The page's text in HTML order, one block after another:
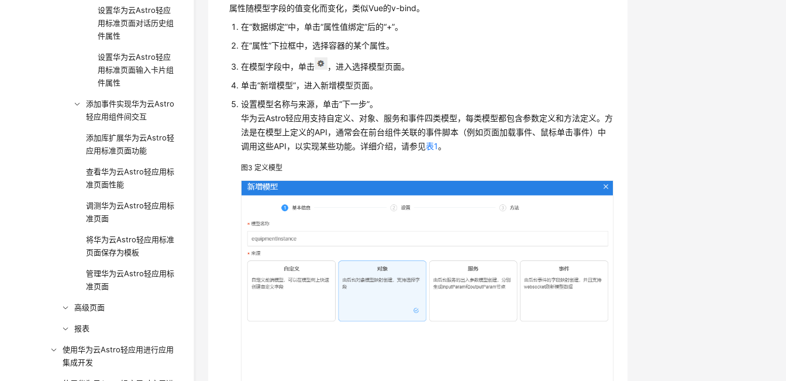
设置华为云Astro轻应
用标准页面对话历史组
件属性
设置华为云Astro轻应
用标准页面输入卡片组
件属性
添加事件实现华为云Astro
轻应用组件间交互
添加库扩展华为云Astro轻
应用标准页面功能
查看华为云Astro轻应用标
准页面性能
调测华为云Astro轻应用标
准页面
将华为云Astro轻应用标准
页面保存为模板
管理华为云Astro轻应用标
准页面
高级页面
报表
使用华为云Astro轻应用进行应用
集成开发
属性随模型字段的值变化而变化，类似Vue的v-bind。
在“数据绑定”中，单击“属性值绑定”后的“+”。
在“属性”下拉框中，选择容器的某个属性。
在模型字段中，单击
，进入选择模型页面。
单击“新增模型”，进入新增模型页面。
设置模型名称与来源，单击“下一步”。
华为云Astro轻应用支持自定义、对象、服务和事件四类模型，每类模型都包含参数定义和方法定义。方
法是在模型上定义的API，通常会在前台组件关联的事件脚本（例如页面加载事件、鼠标单击事件）中
调用这些API，以实现某些功能。详细介绍，请参见表1。
图3 定义模型